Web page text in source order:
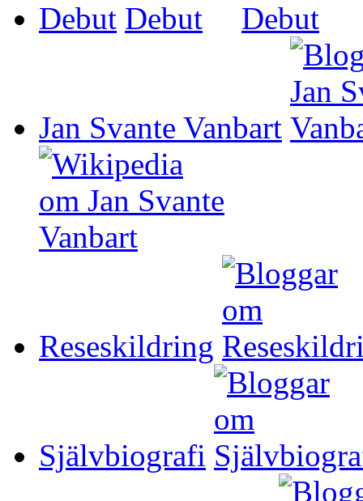
Debut
Jan Svante Vanbart
Reseskildring
Självbiografi